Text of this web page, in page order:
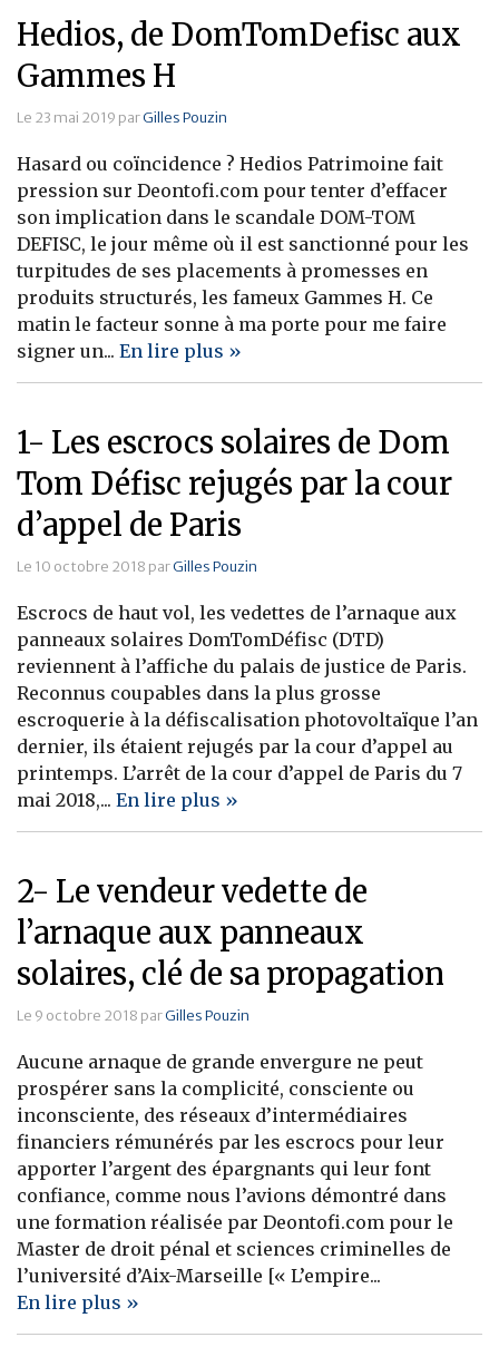
Hedios, de DomTomDefisc aux
Gammes H
Le 23 mai 2019 parGilles Pouzin
Hasard ou coïncidence ? Hedios Patrimoine fait
pression sur Deontofi.com pour tenter d’effacer
son implication dans le scandale DOM-TOM
DEFISC, le jour même où il est sanctionné pour les
turpitudes de ses placements à promesses en
produits structurés, les fameux Gammes H. Ce
matin le facteur sonne à ma porte pour me faire
signer un... En lire plus »
1- Les escrocs solaires de Dom
Tom Défisc rejugés par la cour
d’appel de Paris
Le 10 octobre 2018 parGilles Pouzin
Escrocs de haut vol, les vedettes de l’arnaque aux
panneaux solaires DomTomDéfisc (DTD)
reviennent à l’affiche du palais de justice de Paris.
Reconnus coupables dans la plus grosse
escroquerie à la défiscalisation photovoltaïque l’an
dernier, ils étaient rejugés par la cour d’appel au
printemps. L’arrêt de la cour d’appel de Paris du 7
mai 2018,... En lire plus »
2- Le vendeur vedette de
l’arnaque aux panneaux
solaires, clé de sa propagation
Le 9 octobre 2018 parGilles Pouzin
Aucune arnaque de grande envergure ne peut
prospérer sans la complicité, consciente ou
inconsciente, des réseaux d’intermédiaires
financiers rémunérés par les escrocs pour leur
apporter l’argent des épargnants qui leur font
confiance, comme nous l’avions démontré dans
une formation réalisée par Deontofi.com pour le
Master de droit pénal et sciences criminelles de
l’université d’Aix-Marseille [« L’empire...
En lire plus »